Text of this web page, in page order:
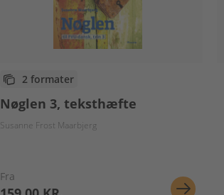
2 formater
Nøglen 3, teksthæfte
Susanne Frost Maarbjerg
Fra